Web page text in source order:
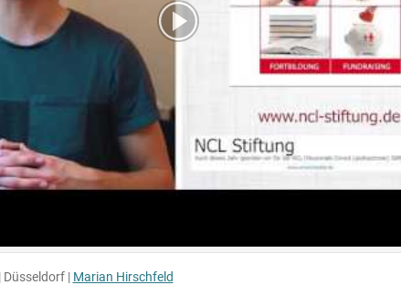
Düsseldorf | Marian Hirschfeld